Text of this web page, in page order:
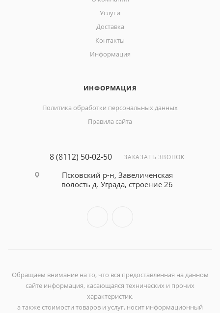
Услуги
Доставка
Контакты
Информация
ИНФОРМАЦИЯ
Политика обработки персональных данных
Правила сайта
8 (8112) 50-02-50 ЗАКАЗАТЬ ЗВОНОК
Псковский р-н, Завеличенская
волость д. Уграда, строение 26
Обращаем внимание на то, что вся предоставленная на данном
сайте информация, касающаяся технических и прочих
характеристик,
а также стоимости товаров и услуг, носит информационный